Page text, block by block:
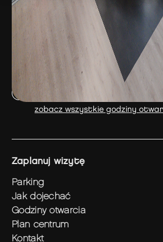
Prof. A. Rożańskiego 32
32-085 - Modlniczka
Dzisiaj otwarte 9 - 21
zobacz wszystkie godziny
zaplanuj wizytę
parking
jak dojechać
godziny otwarcia
plan centrum
kontakt